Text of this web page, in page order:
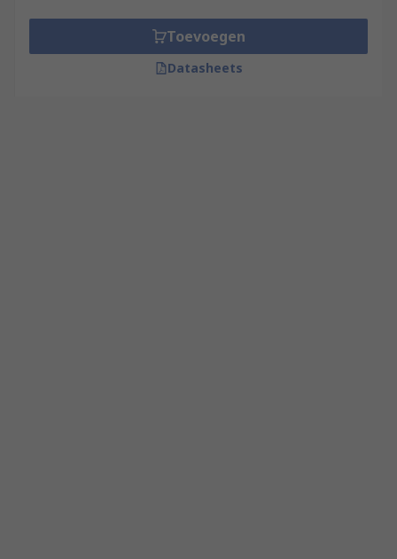
Toevoegen
Datasheets